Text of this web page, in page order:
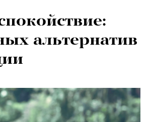
альтернатив